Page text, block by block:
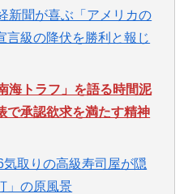
新聞が喜ぶ「アメリカの
級の降伏を勝利と報じ
海トラフ」を語る時間泥
承認欲求を満たす精神
取りの高級寿司屋が隠
」の原風景